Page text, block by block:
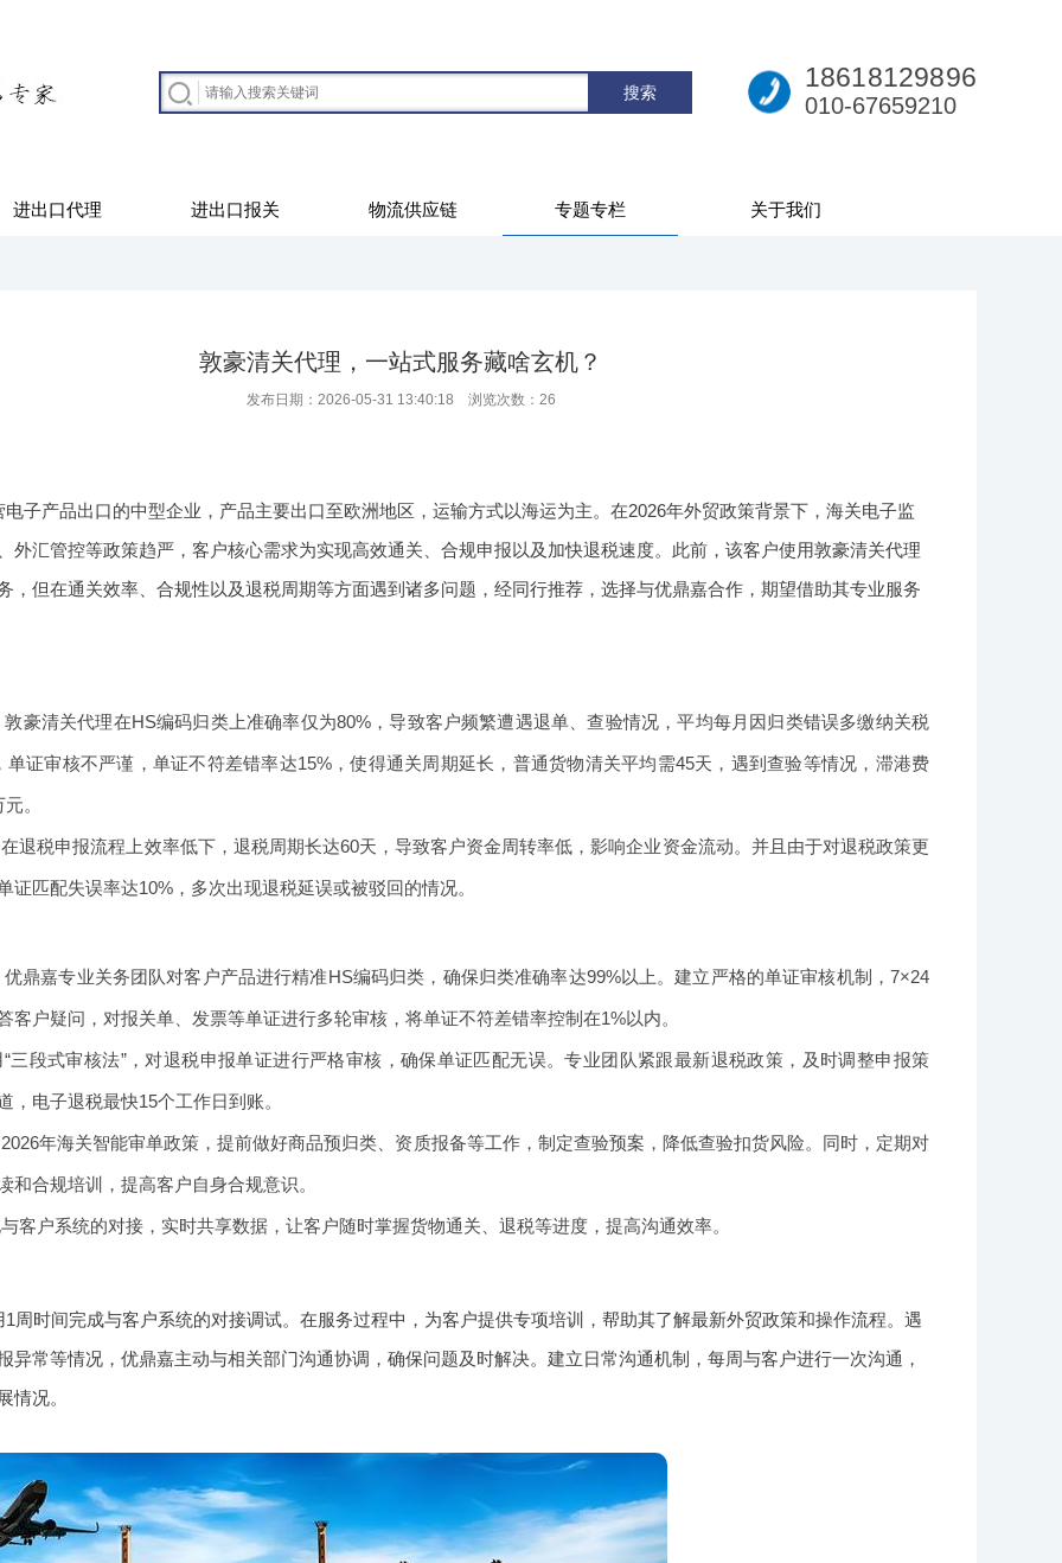
18618129896
010-67659210
进出口代理 进出口报关 物流供应链 专题专栏 关于我们
敦豪清关代理，一站式服务藏啥玄机？
发布日期：2026-05-31 13:40:18 浏览次数： 26
子产品出口的中型企业，产品主要出口至欧洲地区，运输方式以海运为主。在2026年外贸政策背景下，海关电子监
外汇管控等政策趋严，客户核心需求为实现高效通关、合规申报以及加快退税速度。此前，该客户使用敦豪清关代理
，但在通关效率、合规性以及退税周期等方面遇到诸多问题，经同行推荐，选择与优鼎嘉合作，期望借助其专业服务
敦豪清关代理在HS编码归类上准确率仅为80%，导致客户频繁遭遇退单、查验情况，平均每月因归类错误多缴纳关税
单证审核不严谨，单证不符差错率达15%，使得通关周期延长，普通货物清关平均需45天，遇到查验等情况，滞港费
。
退税申报流程上效率低下，退税周期长达60天，导致客户资金周转率低，影响企业资金流动。并且由于对退税政策更
证匹配失误率达10%，多次出现退税延误或被驳回的情况。
优鼎嘉专业关务团队对客户产品进行精准HS编码归类，确保归类准确率达99%以上。建立严格的单证审核机制，7×24
客户疑问，对报关单、发票等单证进行多轮审核，将单证不符差错率控制在1%以内。
三段式审核法”，对退税申报单证进行严格审核，确保单证匹配无误。专业团队紧跟最新退税政策，及时调整申报策
，电子退税最快15个工作日到账。
年海关智能审单政策，提前做好商品预归类、资质报备等工作，制定查验预案，降低查验扣货风险。同时，定期对
和合规培训，提高客户自身合规意识。
客户系统的对接，实时共享数据，让客户随时掌握货物通关、退税等进度，提高沟通效率。
周时间完成与客户系统的对接调试。在服务过程中，为客户提供专项培训，帮助其了解最新外贸政策和操作流程。遇
异常等情况，优鼎嘉主动与相关部门沟通协调，确保问题及时解决。建立日常沟通机制，每周与客户进行一次沟通，
情况。